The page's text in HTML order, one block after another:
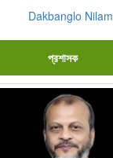
Dakbanglo Nilam
প্রশাসক